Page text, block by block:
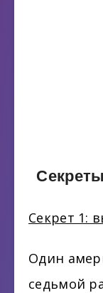
Секрет 1:
Один
седьмой